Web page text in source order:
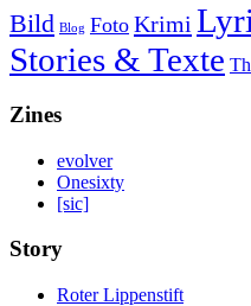
Bild Blog Foto Krimi
Stories & Texte
Zines
evolver
Onesixty
[sic]
Story
Roter Lippenstift